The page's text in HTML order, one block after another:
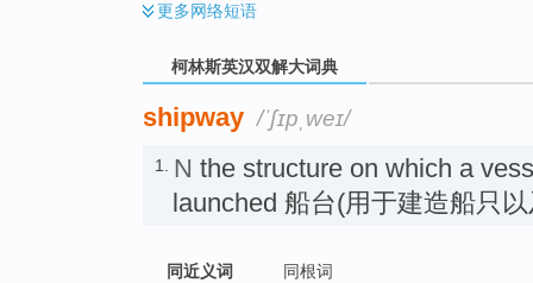
更多网络短语
柯林斯英汉双解大词典
shipway /ˈʃɪpˌweɪ/
1. N the structure on which a
launched 船台(用于建造船只
同近义词 同根词